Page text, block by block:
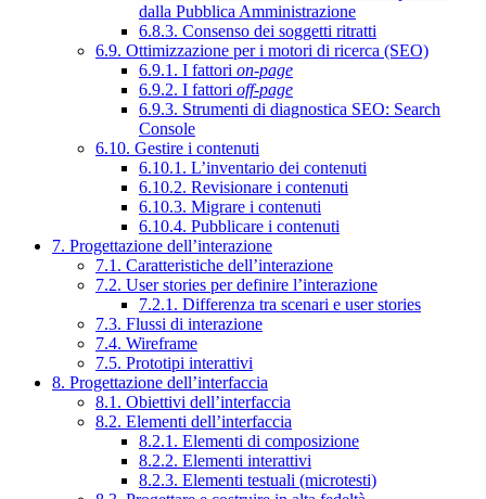
dalla Pubblica Amministrazione
6.8.3. Consenso dei soggetti ritratti
6.9. Ottimizzazione per i motori di ricerca (SEO)
6.9.1. I fattori on-page
6.9.2. I fattori off-page
6.9.3. Strumenti di diagnostica SEO: Search
Console
6.10. Gestire i contenuti
6.10.1. L’inventario dei contenuti
6.10.2. Revisionare i contenuti
6.10.3. Migrare i contenuti
6.10.4. Pubblicare i contenuti
7. Progettazione dell’interazione
7.1. Caratteristiche dell’interazione
7.2. User stories per definire l’interazione
7.2.1. Differenza tra scenari e user stories
7.3. Flussi di interazione
7.4. Wireframe
7.5. Prototipi interattivi
8. Progettazione dell’interfaccia
8.1. Obiettivi dell’interfaccia
8.2. Elementi dell’interfaccia
8.2.1. Elementi di composizione
8.2.2. Elementi interattivi
8.2.3. Elementi testuali (microtesti)